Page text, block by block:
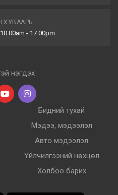
ХУВААРЬ
- 17:00pm
нэгдэх
Бидний тухай
Мэдээ, мэдээлэл
Авто мэдээлэл
Үйлчилгээний нөхцөл
Холбоо барих